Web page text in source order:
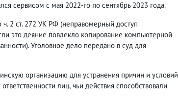
сервисом с мая 2022-го по сентябрь 2023 года.
2 ст. 272 УК РФ (неправомерный доступ
это деяние повлекло копирование компьютерной
Уголовное дело передано в суд для
организацию для устранения причин и условий
лиц, чьи действия способствовали